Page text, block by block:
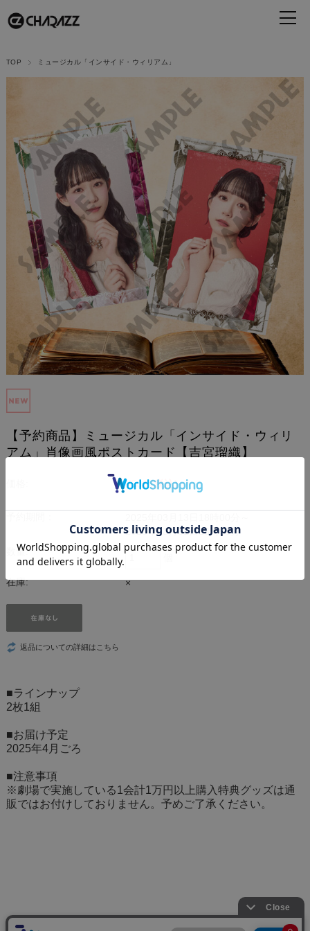
TOP ミュージカル「インサイド・ウィリアム」
【予約商品】ミュージカル「インサイド・ウィリ
アム」肖像画風ポストカード【吉宮瑠織】
¥500 (税込)
2025年03月31日23時59分
数量:
在庫: ×
返品についての詳細はこちら
■ラインナップ
2枚1組
■お届け予定
2025年4月ごろ
■注意事項
※劇場で実施している1会計1万円以上購入特典グッズは通
販ではお付けしておりません。予めご了承ください。